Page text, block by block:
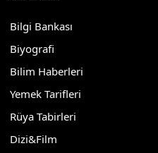
Bilgi Bankası
Biyografi
Bilim Haberleri
Yemek Tarifleri
Rüya Tabirleri
Dizi&Film